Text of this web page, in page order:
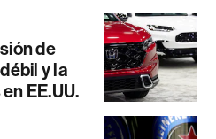
de
y la
EE.UU.